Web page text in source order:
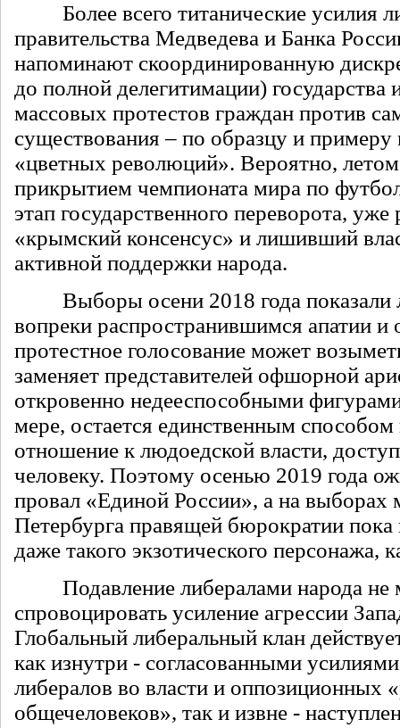
Более всего титанические усилия
правительства Медведева и Банка
напоминают скоординированную
до полной делегитимации) государства
массовых протестов граждан против
существования – по образцу и
«цветных революций». Вероятно,
прикрытием чемпионата мира по
этап государственного переворота,
«крымский консенсус» и лишивший
активной поддержки народа.
Выборы осени 2018 года показали
вопреки распространившимся апатии и
протестное голосование может
заменяет представителей офшорной
откровенно недееспособными
мере, остается единственным способом
отношение к людоедской власти,
человеку. Поэтому осенью 2019 года
провал «Единой России», а на выборах
Петербурга правящей бюрократии пока
даже такого экзотического персонажа,
Подавление либералами народа не
спровоцировать усиление агрессии
Глобальный либеральный клан
как изнутри - согласованными
либералов во власти и оппозиционных
общечеловеков», так и извне -